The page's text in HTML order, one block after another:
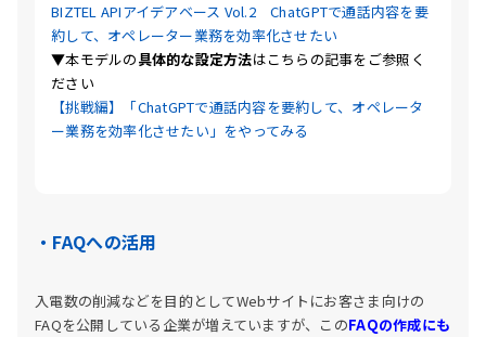
BIZTEL APIアイデアベース Vol.2 ChatGPTで通話内容を要
約して、オペレーター業務を効率化させたい
▼本モデルの具体的な設定方法はこちらの記事をご参照く
ださい
【挑戦編】「ChatGPTで通話内容を要約して、オペレータ
ー業務を効率化させたい」をやってみる
・FAQへの活用
入電数の削減などを目的としてWebサイトにお客さま向けの
FAQを公開している企業が増えていますが、このFAQの作成にも